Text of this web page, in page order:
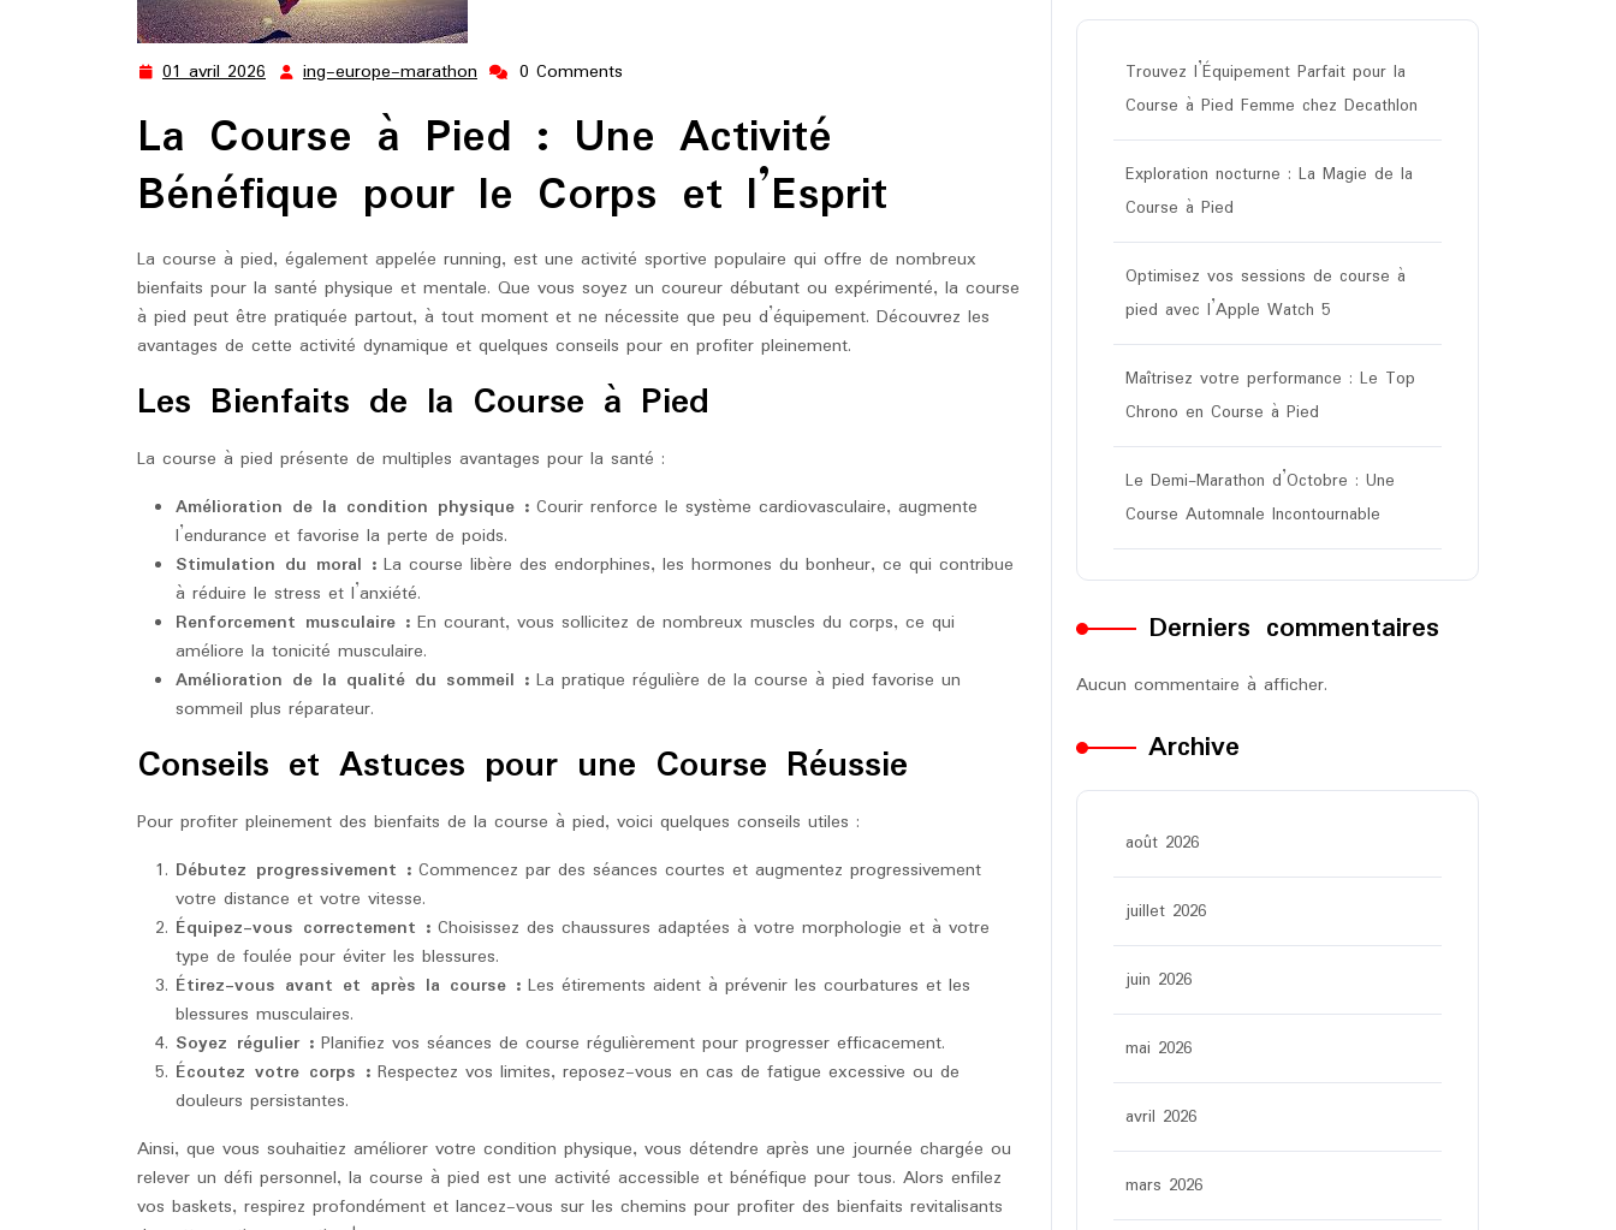
01 avril 2026 01
2026
ing-europe-marathon ing-
marathon
0 Comments
La Course à Pied : Une Activité
Bénéfique pour le Corps et l’Esprit
La course à pied, également appelée running, est une activité sportive populaire qui offre de nombreux
bienfaits pour la santé physique et mentale. Que vous soyez un coureur débutant ou expérimenté, la course
à pied peut être pratiquée partout, à tout moment et ne nécessite que peu d’équipement. Découvrez les
avantages de cette activité dynamique et quelques conseils pour en profiter pleinement.
Les Bienfaits de la Course à Pied
La course à pied présente de multiples avantages pour la santé :
Amélioration de la condition physique : Courir renforce le système cardiovasculaire, augmente
l’endurance et favorise la perte de poids.
Stimulation du moral : La course libère des endorphines, les hormones du bonheur, ce qui contribue
à réduire le stress et l’anxiété.
Renforcement musculaire : En courant, vous sollicitez de nombreux muscles du corps, ce qui
améliore la tonicité musculaire.
Amélioration de la qualité du sommeil : La pratique régulière de la course à pied favorise un
sommeil plus réparateur.
Conseils et Astuces pour une Course Réussie
Pour profiter pleinement des bienfaits de la course à pied, voici quelques conseils utiles :
Débutez progressivement : Commencez par des séances courtes et augmentez progressivement
votre distance et votre vitesse.
Équipez-vous correctement : Choisissez des chaussures adaptées à votre morphologie et à votre
type de foulée pour éviter les blessures.
Étirez-vous avant et après la course : Les étirements aident à prévenir les courbatures et les
blessures musculaires.
Soyez régulier : Planifiez vos séances de course régulièrement pour progresser efficacement.
Écoutez votre corps : Respectez vos limites, reposez-vous en cas de fatigue excessive ou de
douleurs persistantes.
Ainsi, que vous souhaitiez améliorer votre condition physique, vous détendre après une journée chargée ou
relever un défi personnel, la course à pied est une activité accessible et bénéfique pour tous. Alors enfilez
vos baskets, respirez profondément et lancez-vous sur les chemins pour profiter des bienfaits revitalisants
Trouvez l’Équipement Parfait pour la
Course à Pied Femme chez Decathlon
Exploration nocturne : La Magie de la
Course à Pied
Optimisez vos sessions de course à
pied avec l’Apple Watch 5
Maîtrisez votre performance : Le Top
Chrono en Course à Pied
Le Demi-Marathon d’Octobre : Une
Course Automnale Incontournable
Derniers commentaires
Aucun commentaire à afficher.
Archive
août 2026
juillet 2026
juin 2026
mai 2026
avril 2026
mars 2026